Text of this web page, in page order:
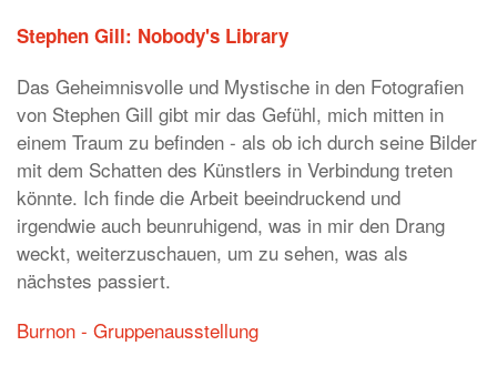
Stephen Gill: Nobody's Library
Das Geheimnisvolle und Mystische in den Fotografien
von Stephen Gill gibt mir das Gefühl, mich mitten in
einem Traum zu befinden - als ob ich durch seine Bilder
mit dem Schatten des Künstlers in Verbindung treten
könnte. Ich finde die Arbeit beeindruckend und
irgendwie auch beunruhigend, was in mir den Drang
weckt, weiterzuschauen, um zu sehen, was als
nächstes passiert.
Burnon - Gruppenausstellung